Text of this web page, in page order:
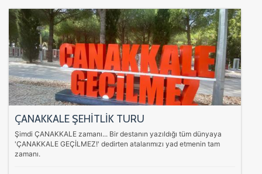
ÇANAKKALE ŞEHİTLİK TURU
Şimdi ÇANAKKALE zamanı... Bir destanın yazıldığı tüm dünyaya
'ÇANAKKALE GEÇİLMEZ!' dedirten atalarımızı yad etmenin tam
zamanı.